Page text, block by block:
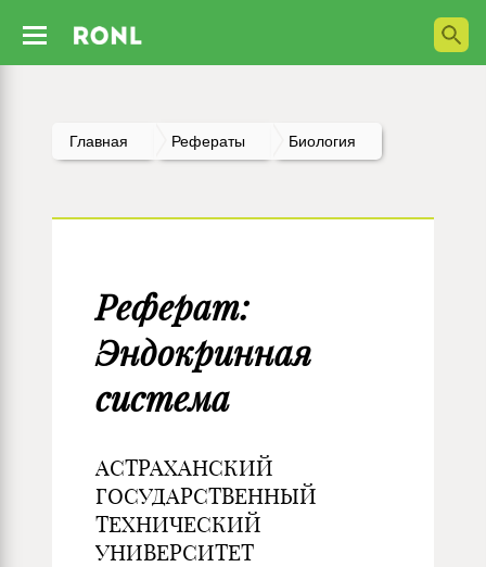
Главная Рефераты Биология
Реферат:
Эндокринная
система
АСТРАХАНСКИЙ
ГОСУДАРСТВЕННЫЙ
ТЕХНИЧЕСКИЙ
УНИВЕРСИТЕТ